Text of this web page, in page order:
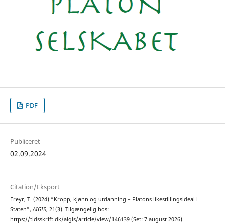
PDF
Publiceret
02.09.2024
Citation/Eksport
Freyr, T. (2024) “Kropp, kjønn og utdanning – Platons likestillingsideal i
Staten”, AIGIS, 21(3). Tilgængelig hos:
https://tidsskrift.dk/aigis/article/view/146139 (Set: 7 august 2026).